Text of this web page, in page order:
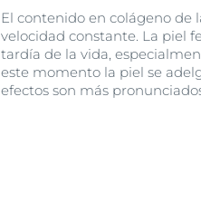
El contenido en colágeno de
velocidad constante. La piel
tardía de la vida,
este momento la piel se
efectos son más